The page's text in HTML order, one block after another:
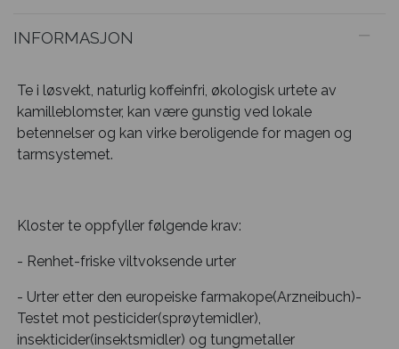
INFORMASJON
Te i løsvekt, naturlig koffeinfri, økologisk urtete av
kamilleblomster, kan være gunstig ved lokale
betennelser og kan virke beroligende for magen og
tarmsystemet.
Kloster te oppfyller følgende krav:
- Renhet-friske viltvoksende urter
- Urter etter den europeiske farmakope(Arzneibuch)-
Testet mot pesticider(sprøytemidler),
insekticider(insektsmidler) og tungmetaller